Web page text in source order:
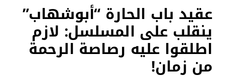
عقيد باب الحارة “أبوشهاب”
ينقلب على المسلسل: لازم
اطلقوا عليه رصاصة الرحمة
من زمان!